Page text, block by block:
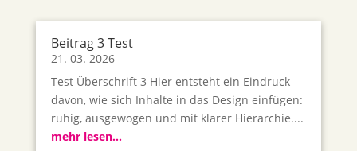
Beitrag 3 Test
21. 03. 2026
Test Überschrift 3 Hier entsteht ein Eindruck
davon, wie sich Inhalte in das Design einfügen:
ruhig, ausgewogen und mit klarer Hierarchie....
mehr lesen...